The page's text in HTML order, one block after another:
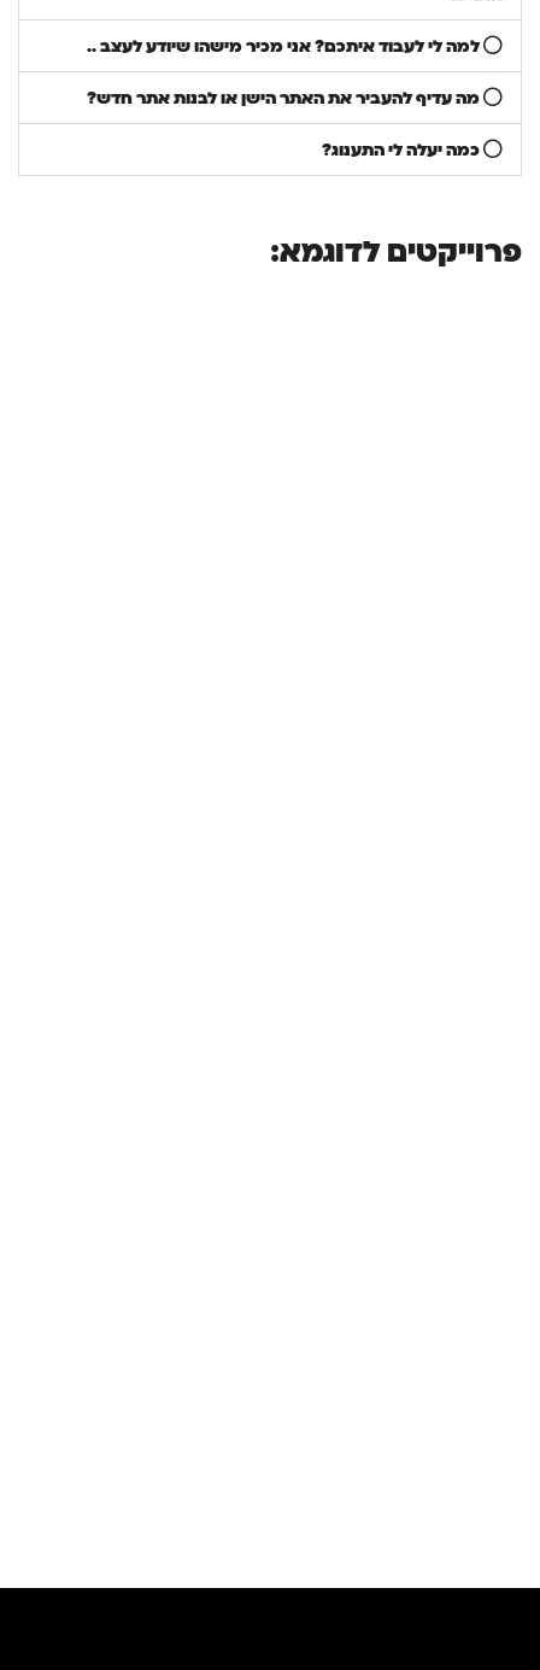
למה לי לעבוד איתכם? אני מכיר מישהו שיודע לעצב ..
מה עדיף להעביר את האתר הישן או לבנות אתר חדש?
כמה יעלה לי התענוג?
פרוייקטים לדוגמא: